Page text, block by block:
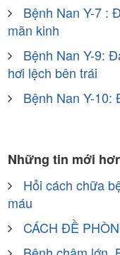
Bệnh Nan Y-7 :
mãn kinh
Bệnh Nan Y-9:
hơi lệch bên trái
Bệnh Nan Y-10:
Những tin mới
Hỏi cách chữa
máu
CÁCH ĐỀ